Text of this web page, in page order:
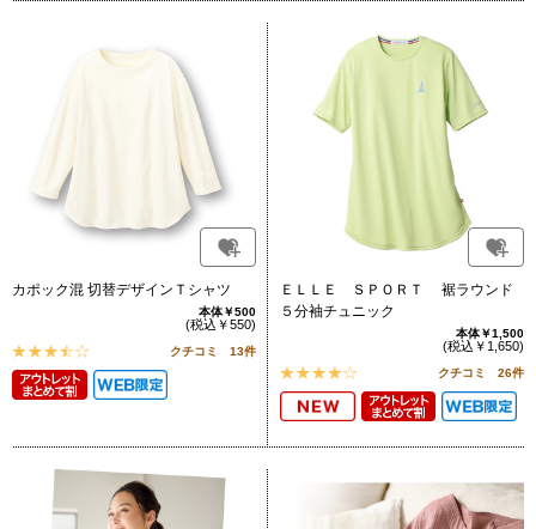
カポック混 切替デザインＴシャツ
本体￥500
(税込￥550)
クチコミ 13件
ＥＬＬＥ ＳＰＯＲＴ 裾ラウンド
５分袖チュニック
本体￥1,500
(税込￥1,650)
クチコミ 26件